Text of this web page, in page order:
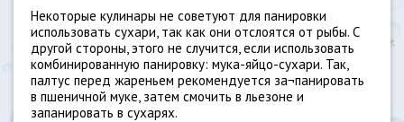
Некоторые кулинары не советуют для панировки
использовать сухари, так как они отслоятся от рыбы. С
другой стороны, этого не случится, если использовать
комбинированную панировку: мука-яйцо-сухари. Так,
палтус перед жареньем рекомендуется за¬панировать
в пшеничной муке, затем смочить в льезоне и
запанировать в сухарях.